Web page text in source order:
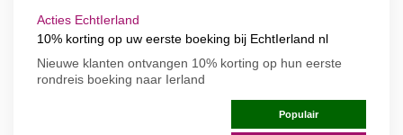
Acties EchtIerland
10% korting op uw eerste boeking bij EchtIerland nl
Nieuwe klanten ontvangen 10% korting op hun eerste
rondreis boeking naar Ierland
Populair